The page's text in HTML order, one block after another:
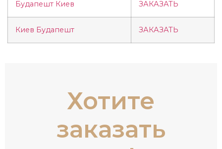
Будапешт Киев ЗАКАЗАТЬ
Киев Будапешт ЗАКАЗАТЬ
Хотите
заказать